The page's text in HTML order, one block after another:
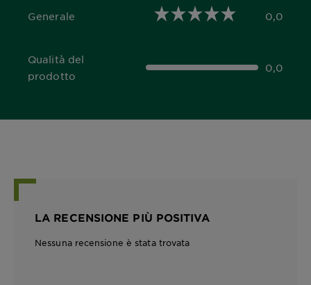
Generale
0,0 out of 5 stars 0,0
Qualità del
prodotto
0,0 out of 5 stars 0,0
LA RECENSIONE PIÙ POSITIVA
Nessuna recensione è stata trovata